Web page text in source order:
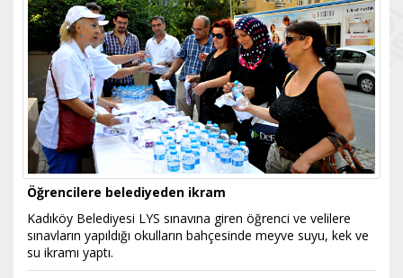
Öğrencilere belediyeden ikram
Kadıköy Belediyesi LYS sınavına giren öğrenci ve velilere
sınavların yapıldığı okulların bahçesinde meyve suyu, kek ve
su ikramı yaptı.